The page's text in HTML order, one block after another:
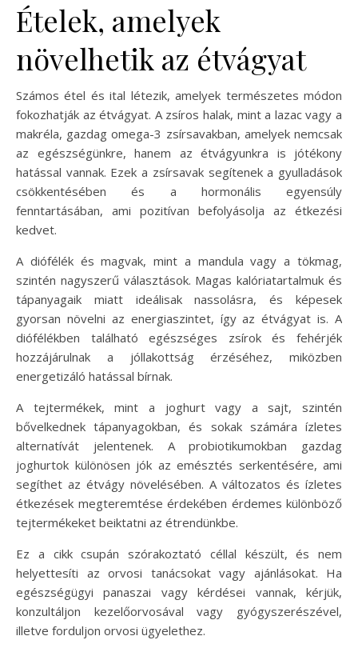
Ételek, amelyek
növelhetik az étvágyat
Számos étel és ital létezik, amelyek természetes módon
fokozhatják az étvágyat. A zsíros halak, mint a lazac vagy a
makréla, gazdag omega-3 zsírsavakban, amelyek nemcsak
az egészségünkre, hanem az étvágyunkra is jótékony
hatással vannak. Ezek a zsírsavak segítenek a gyulladások
csökkentésében és a hormonális egyensúly
fenntartásában, ami pozitívan befolyásolja az étkezési
kedvet.
A diófélék és magvak, mint a mandula vagy a tökmag,
szintén nagyszerű választások. Magas kalóriatartalmuk és
tápanyagaik miatt ideálisak nassolásra, és képesek
gyorsan növelni az energiaszintet, így az étvágyat is. A
diófélékben található egészséges zsírok és fehérjék
hozzájárulnak a jóllakottság érzéséhez, miközben
energetizáló hatással bírnak.
A tejtermékek, mint a joghurt vagy a sajt, szintén
bővelkednek tápanyagokban, és sokak számára ízletes
alternatívát jelentenek. A probiotikumokban gazdag
joghurtok különösen jók az emésztés serkentésére, ami
segíthet az étvágy növelésében. A változatos és ízletes
étkezések megteremtése érdekében érdemes különböző
tejtermékeket beiktatni az étrendünkbe.
Ez a cikk csupán szórakoztató céllal készült, és nem
helyettesíti az orvosi tanácsokat vagy ajánlásokat. Ha
egészségügyi panaszai vagy kérdései vannak, kérjük,
konzultáljon kezelőorvosával vagy gyógyszerészével,
illetve forduljon orvosi ügyelethez.